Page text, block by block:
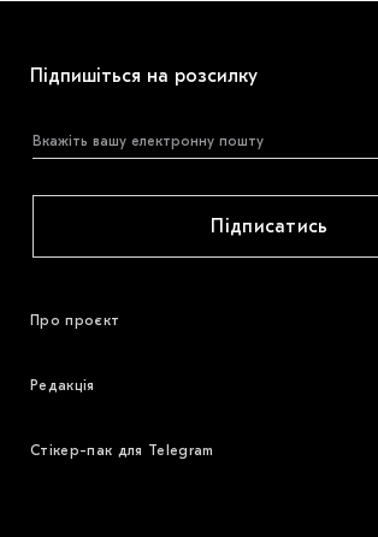
Підпишіться на розсилку
Підписатись
Про проєкт
Редакція
Стікер-пак для Telegram